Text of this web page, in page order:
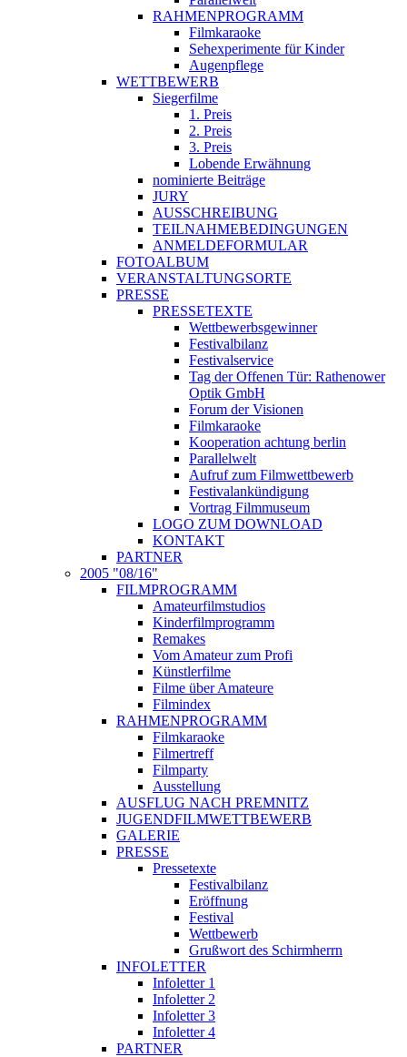
RAHMENPROGRAMM
Filmkaraoke
Sehexperimente für Kinder
Augenpflege
WETTBEWERB
Siegerfilme
1. Preis
2. Preis
3. Preis
Lobende Erwähnung
nominierte Beiträge
JURY
AUSSCHREIBUNG
TEILNAHMEBEDINGUNGEN
ANMELDEFORMULAR
FOTOALBUM
VERANSTALTUNGSORTE
PRESSE
PRESSETEXTE
Wettbewerbsgewinner
Festivalbilanz
Festivalservice
Tag der Offenen Tür: Rathenower
Optik GmbH
Forum der Visionen
Filmkaraoke
Kooperation achtung berlin
Parallelwelt
Aufruf zum Filmwettbewerb
Festivalankündigung
Vortrag Filmmuseum
LOGO ZUM DOWNLOAD
KONTAKT
PARTNER
2005 "08/16"
FILMPROGRAMM
Amateurfilmstudios
Kinderfilmprogramm
Remakes
Vom Amateur zum Profi
Künstlerfilme
Filme über Amateure
Filmindex
RAHMENPROGRAMM
Filmkaraoke
Filmertreff
Filmparty
Ausstellung
AUSFLUG NACH PREMNITZ
JUGENDFILMWETTBEWERB
GALERIE
PRESSE
Pressetexte
Festivalbilanz
Eröffnung
Festival
Wettbewerb
Grußwort des Schirmherrn
INFOLETTER
Infoletter 1
Infoletter 2
Infoletter 3
Infoletter 4
PARTNER